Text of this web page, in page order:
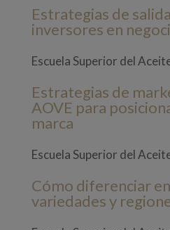
Estrategias de
inversores en
Escuela Superior del
Estrategias de
AOVE para
marca
Escuela Superior del
Cómo diferenciar
variedades y